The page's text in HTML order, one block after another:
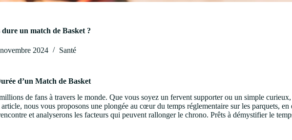
un match de Basket ?
2024 Santé
d’un Match de Basket
de fans à travers le monde. Que vous soyez un fervent supporter ou un simple
nous vous proposons une plongée au cœur du temps réglementaire sur les parquets,
et analyserons les facteurs qui peuvent rallonger le chrono. Prêts à démystifier le